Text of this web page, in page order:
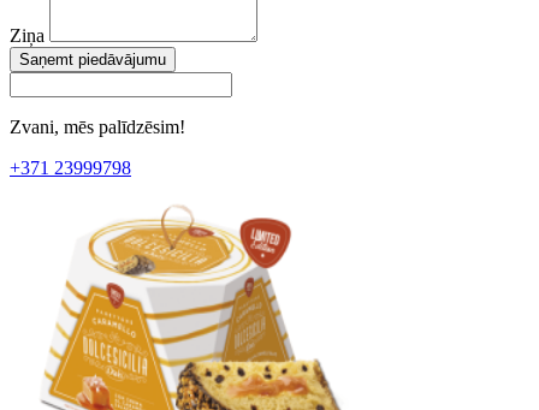
Ziņa
Saņemt piedāvājumu
Zvani, mēs palīdzēsim!
+371 23999798